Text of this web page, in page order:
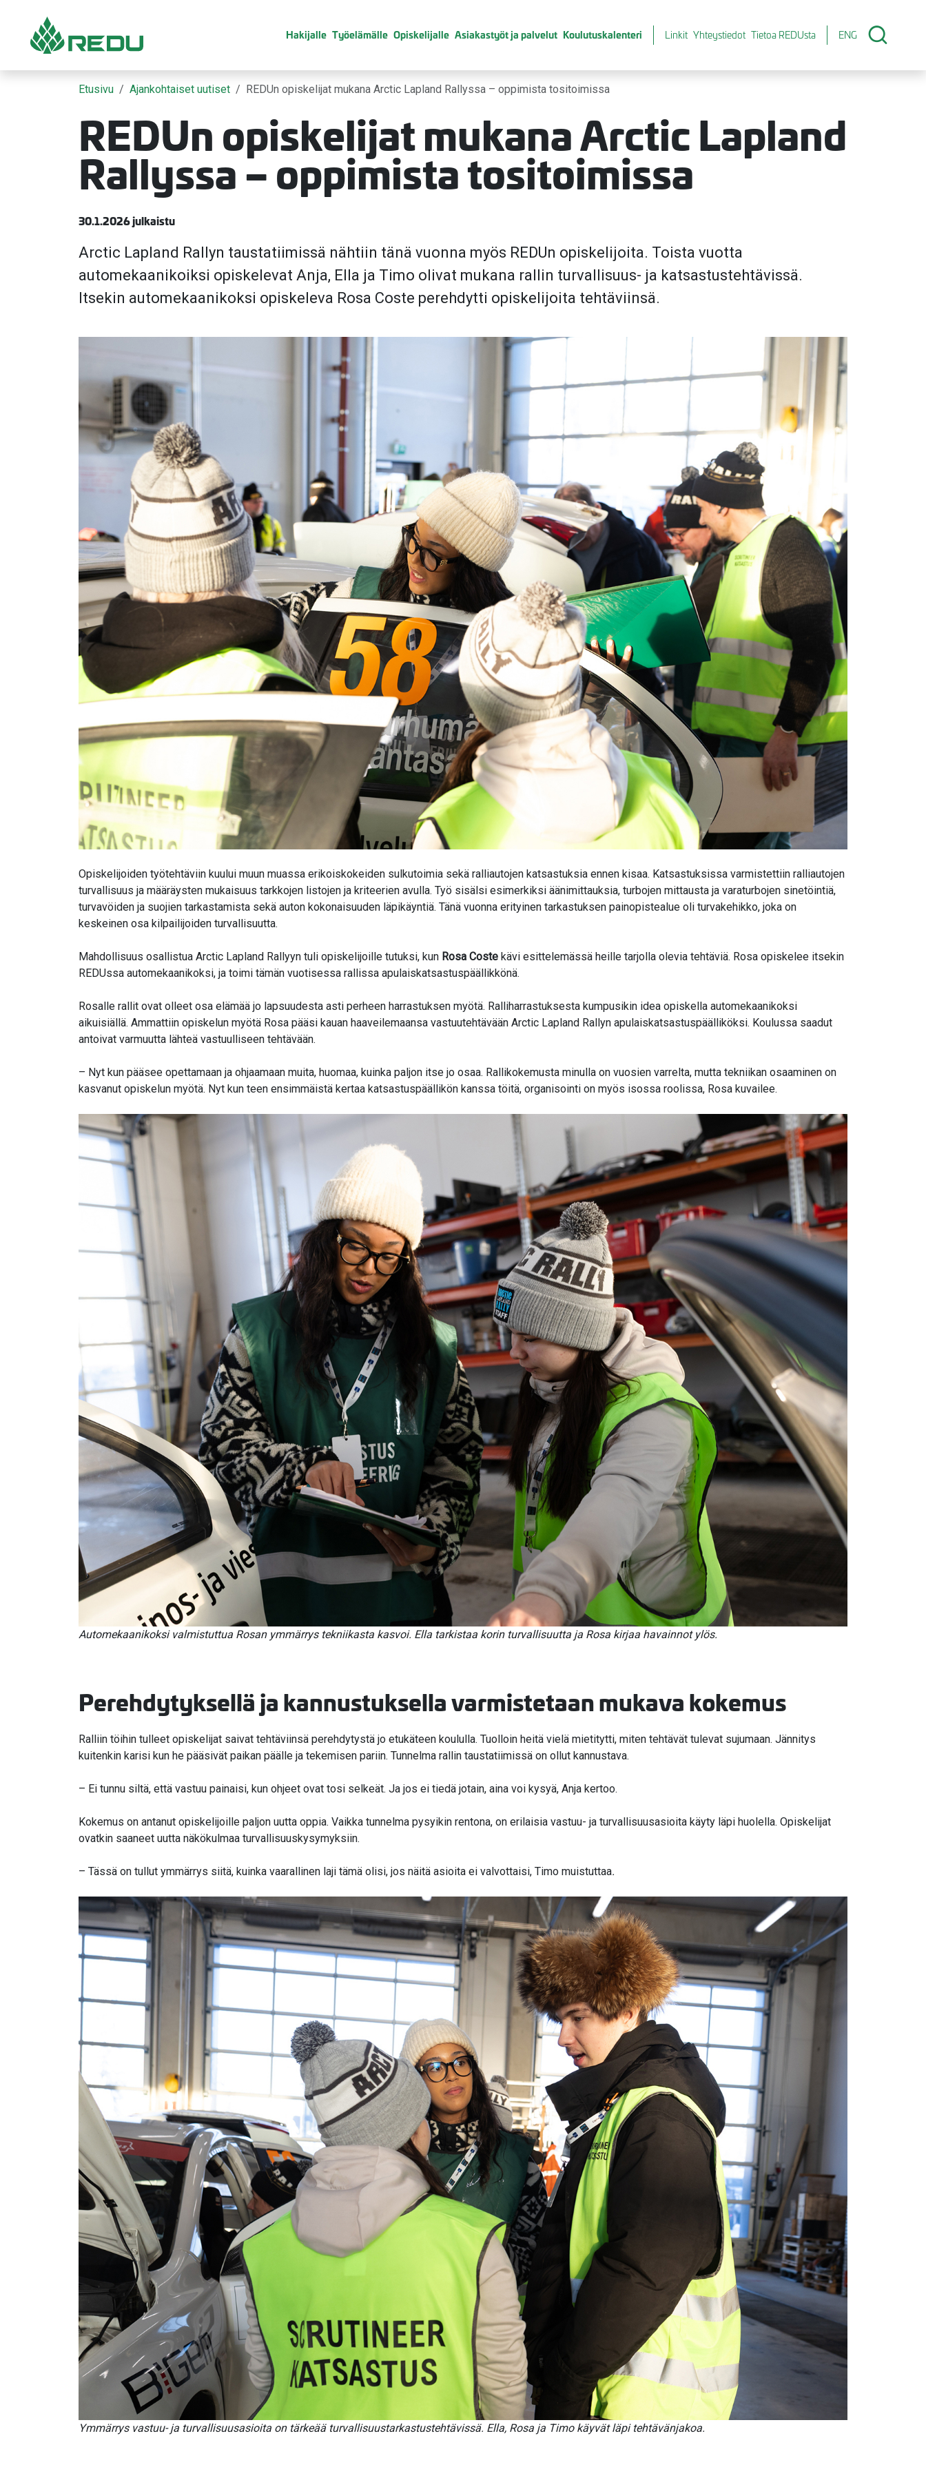
Hakijalle Työelämälle Opiskelijalle Asiakastyöt ja palvelut Koulutuskalenteri Linkit Yhteystiedot Tietoa REDUsta ENG
Etusivu Ajankohtaiset uutiset REDUn opiskelijat mukana Arctic Lapland Rallyssa – oppimista tositoimissa
REDUn opiskelijat mukana Arctic Lapland
Rallyssa – oppimista tositoimissa
30.1.2026 julkaistu
Arctic Lapland Rallyn taustatiimissä nähtiin tänä vuonna myös REDUn opiskelijoita. Toista vuotta
automekaanikoiksi opiskelevat Anja, Ella ja Timo olivat mukana rallin turvallisuus- ja katsastustehtävissä.
Itsekin automekaanikoksi opiskeleva Rosa Coste perehdytti opiskelijoita tehtäviinsä.
Opiskelijoiden työtehtäviin kuului muun muassa erikoiskokeiden sulkutoimia sekä ralliautojen katsastuksia ennen kisaa. Katsastuksissa varmistettiin ralliautojen
turvallisuus ja määräysten mukaisuus tarkkojen listojen ja kriteerien avulla. Työ sisälsi esimerkiksi äänimittauksia, turbojen mittausta ja varaturbojen sinetöintiä,
turvavöiden ja suojien tarkastamista sekä auton kokonaisuuden läpikäyntiä. Tänä vuonna erityinen tarkastuksen painopistealue oli turvakehikko, joka on
keskeinen osa kilpailijoiden turvallisuutta.
Mahdollisuus osallistua Arctic Lapland Rallyyn tuli opiskelijoille tutuksi, kun Rosa Coste kävi esittelemässä heille tarjolla olevia tehtäviä. Rosa opiskelee itsekin
REDUssa automekaanikoksi, ja toimi tämän vuotisessa rallissa apulaiskatsastuspäällikkönä.
Rosalle rallit ovat olleet osa elämää jo lapsuudesta asti perheen harrastuksen myötä. Ralliharrastuksesta kumpusikin idea opiskella automekaanikoksi
aikuisiällä. Ammattiin opiskelun myötä Rosa pääsi kauan haaveilemaansa vastuutehtävään Arctic Lapland Rallyn apulaiskatsastuspäälliköksi. Koulussa saadut
antoivat varmuutta lähteä vastuulliseen tehtävään.
– Nyt kun pääsee opettamaan ja ohjaamaan muita, huomaa, kuinka paljon itse jo osaa. Rallikokemusta minulla on vuosien varrelta, mutta tekniikan osaaminen on
kasvanut opiskelun myötä. Nyt kun teen ensimmäistä kertaa katsastuspäällikön kanssa töitä, organisointi on myös isossa roolissa, Rosa kuvailee.
Automekaanikoksi valmistuttua Rosan ymmärrys tekniikasta kasvoi. Ella tarkistaa korin turvallisuutta ja Rosa kirjaa havainnot ylös.
Perehdytyksellä ja kannustuksella varmistetaan mukava kokemus
Ralliin töihin tulleet opiskelijat saivat tehtäviinsä perehdytystä jo etukäteen koululla. Tuolloin heitä vielä mietitytti, miten tehtävät tulevat sujumaan. Jännitys
kuitenkin karisi kun he pääsivät paikan päälle ja tekemisen pariin. Tunnelma rallin taustatiimissä on ollut kannustava.
– Ei tunnu siltä, että vastuu painaisi, kun ohjeet ovat tosi selkeät. Ja jos ei tiedä jotain, aina voi kysyä, Anja kertoo.
Kokemus on antanut opiskelijoille paljon uutta oppia. Vaikka tunnelma pysyikin rentona, on erilaisia vastuu- ja turvallisuusasioita käyty läpi huolella. Opiskelijat
ovatkin saaneet uutta näkökulmaa turvallisuuskysymyksiin.
– Tässä on tullut ymmärrys siitä, kuinka vaarallinen laji tämä olisi, jos näitä asioita ei valvottaisi, Timo muistuttaa.
Ymmärrys vastuu- ja turvallisuusasioita on tärkeää turvallisuustarkastustehtävissä. Ella, Rosa ja Timo käyvät läpi tehtävänjakoa.